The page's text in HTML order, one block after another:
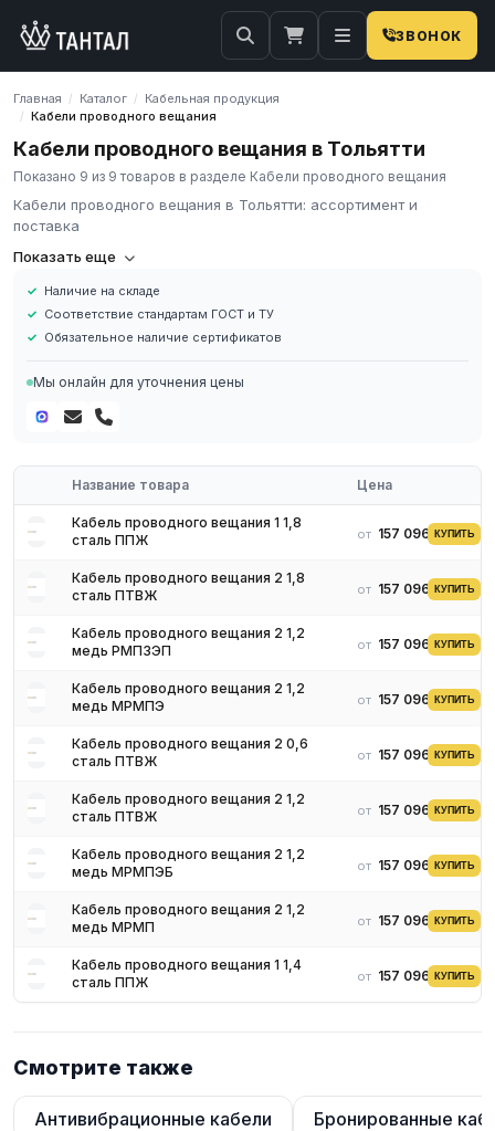
ЗВОНОК
Главная / Каталог / Кабельная продукция
/ Кабели проводного вещания
Кабели проводного вещания в Тольятти
Показано 9 из 9 товаров в разделе Кабели проводного вещания
Кабели проводного вещания в Тольятти: ассортимент и
поставка
Компания «Тантал» предлагает Кабели проводного вещания в
металлопроката и промышленных материалов по всей России.
В нашем каталоге представлен широкий ассортимент Кабели
проводного вещания различных марок, размеров и типов. Все
сертификаты качества.
Наличие на складе в России
Обязательное наличие сертификатов
Доставка по региону
Для получения актуальных цен и наличия на складе свяжитесь
с нашими менеджерами. Мы предложим оптимальные условия
Показать еще
Наличие на складе
Соответствие стандартам ГОСТ и ТУ
Обязательное наличие сертификатов
Мы онлайн для уточнения цены
Название товара Цена
Кабель проводного вещания 1 1,8
сталь ППЖ
от 157 096 ₽КУПИТЬ
Кабель проводного вещания 2 1,8
сталь ПТВЖ
от 157 096 ₽КУПИТЬ
Кабель проводного вещания 2 1,2
медь РМПЗЭП
от 157 096 ₽КУПИТЬ
Кабель проводного вещания 2 1,2
медь МРМПЭ
от 157 096 ₽КУПИТЬ
Кабель проводного вещания 2 0,6
сталь ПТВЖ
от 157 096 ₽КУПИТЬ
Кабель проводного вещания 2 1,2
сталь ПТВЖ
от 157 096 ₽КУПИТЬ
Кабель проводного вещания 2 1,2
медь МРМПЭБ
от 157 096 ₽КУПИТЬ
Кабель проводного вещания 2 1,2
медь МРМП
от 157 096 ₽КУПИТЬ
Кабель проводного вещания 1 1,4
сталь ППЖ
от 157 096 ₽КУПИТЬ
Смотрите также
Антивибрационные кабели Бронированные